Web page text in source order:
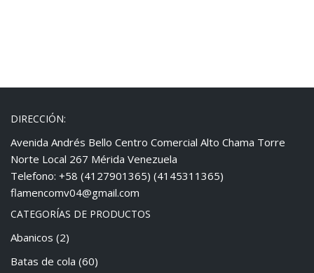
DIRECCIÓN:
Avenida Andrés Bello Centro Comercial Alto Chama Torre
Norte Local 267 Mérida Venezuela
Telefono: +58 (4127901365) (4145311365)
flamencomv04@gmail.com
CATEGORÍAS DE PRODUCTOS
Abanicos (2)
Batas de cola (60)